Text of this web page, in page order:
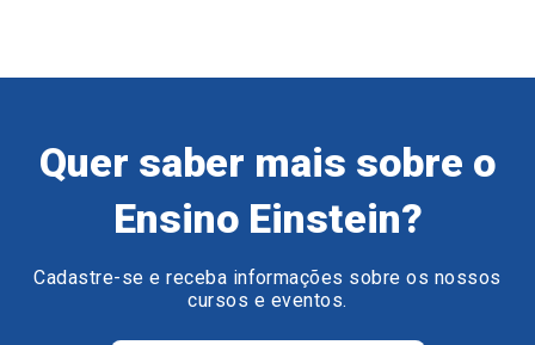
Quer saber mais sobre o
Ensino Einstein?
Cadastre-se e receba informações sobre os nossos
cursos e eventos.